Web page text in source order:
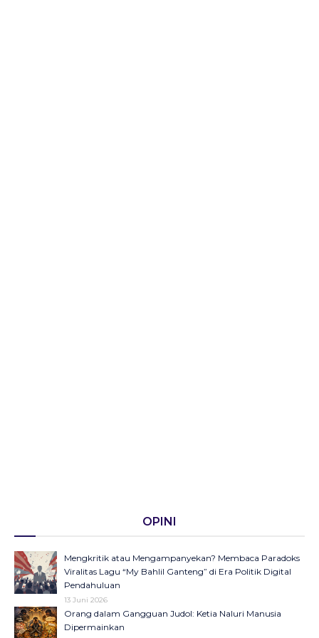
OPINI
Mengkritik atau Mengampanyekan? Membaca Paradoks
Viralitas Lagu “My Bahlil Ganteng” di Era Politik Digital
Pendahuluan
13 Juni 2026
Orang dalam Gangguan Judol: Ketia Naluri Manusia
Dipermainkan